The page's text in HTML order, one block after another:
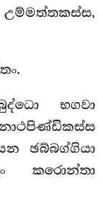
භගවා
ඡබ්බග්ගියා
කරොන්තා